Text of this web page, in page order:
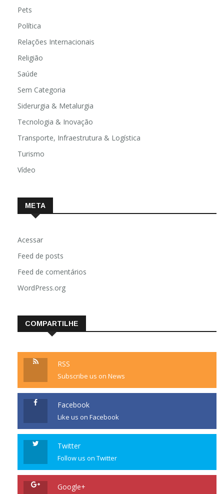
Pets
Política
Relações Internacionais
Religião
Saúde
Sem Categoria
Siderurgia & Metalurgia
Tecnologia & Inovação
Transporte, Infraestrutura & Logística
Turismo
Vídeo
META
Acessar
Feed de posts
Feed de comentários
WordPress.org
COMPARTILHE
RSS
Subscribe us on News
Facebook
Like us on Facebook
Twitter
Follow us on Twitter
Google+